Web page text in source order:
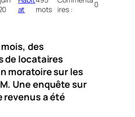
at
mots
ires :
0
des
de locataires
moratoire sur les
Une enquête sur
revenus a été